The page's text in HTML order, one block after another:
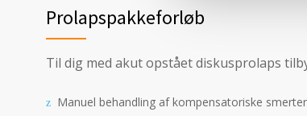
Prolapspakkeforløb
Til dig med akut opstået diskusprolaps
Manuel behandling af kompensatoriske